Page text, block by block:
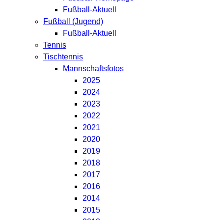
Fußball-Aktuell
Fußball (Jugend)
Fußball-Aktuell
Tennis
Tischtennis
Mannschaftsfotos
2025
2024
2023
2022
2021
2020
2019
2018
2017
2016
2014
2015